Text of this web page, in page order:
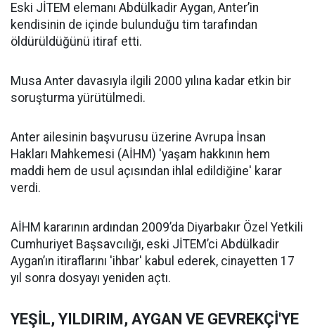
Eski JİTEM elemanı Abdülkadir Aygan, Anter’in
kendisinin de içinde bulunduğu tim tarafından
öldürüldüğünü itiraf etti.
Musa Anter davasıyla ilgili 2000 yılına kadar etkin bir
soruşturma yürütülmedi.
Anter ailesinin başvurusu üzerine Avrupa İnsan
Hakları Mahkemesi (AİHM) 'yaşam hakkının hem
maddi hem de usul açısından ihlal edildiğine' karar
verdi.
AİHM kararının ardından 2009’da Diyarbakır Özel Yetkili
Cumhuriyet Başsavcılığı, eski JİTEM’ci Abdülkadir
Aygan’ın itiraflarını 'ihbar' kabul ederek, cinayetten 17
yıl sonra dosyayı yeniden açtı.
YEŞİL, YILDIRIM, AYGAN VE GEVREKÇİ'YE